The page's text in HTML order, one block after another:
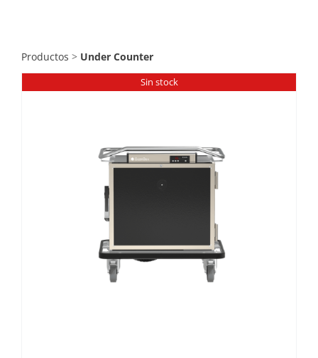
Food Service y Vending
Productos > Under Counter
Sin stock